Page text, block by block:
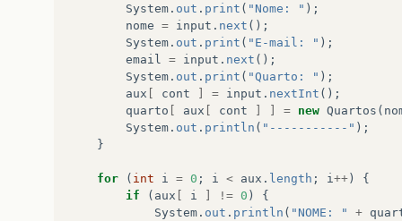
System . out . print ( "Nome: " );
nome = input . next ();
System . out . print ( "E-mail: " );
email = input . next ();
System . out . print ( "Quarto: " );
aux
cont = input . nextInt ();
quarto
aux cont = new Quartos (
System . out . println ( "-----------" );
}
for ( int i = 0 ; i < aux . length ; i++ )
{
if
( aux i != 0 )
{
System . out . println ( "NOME: " +